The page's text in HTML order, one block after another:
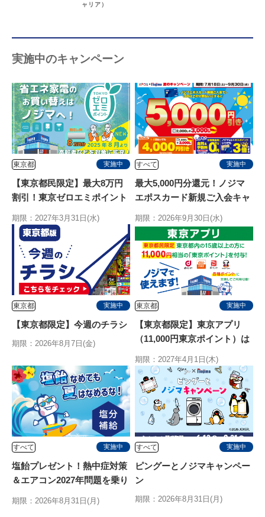
ャリア）
実施中のキャンペーン
東京都 実施中
【東京都民限定】最大8万円
割引！東京ゼロエミポイント
始！
期限：2027年3月31日(水)
すべて 実施中
最大5,000円分還元！ノジマ
エポスカード新規ご入会キャ
期限：2026年9月30日(水)
東京都 実施中
【東京都限定】今週のチラシ
期限：2026年8月7日(金)
東京都 実施中
【東京都限定】東京アプリ
（11,000円東京ポイント）は
期限：2027年4月1日(木)
すべて 実施中
塩飴プレゼント！熱中症対策
＆エアコン2027年問題を乗り
期限：2026年8月31日(月)
すべて 実施中
ピングーとノジマキャンペー
ン
期限：2026年8月31日(月)